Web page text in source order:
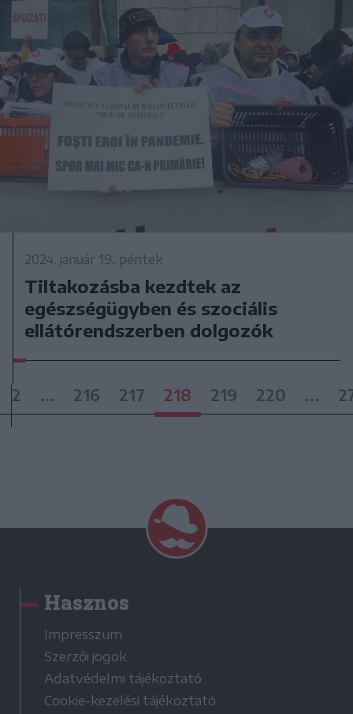
2024. január 19., péntek
Tiltakozásba kezdtek az
egészségügyben és szociális
ellátórendszerben dolgozók
2 ... 216 217 218 219 220 ...
Hasznos
Impresszum
Szerzői jogok
Adatvédelmi tájékoztató
Cookie-kezelési tájékoztató